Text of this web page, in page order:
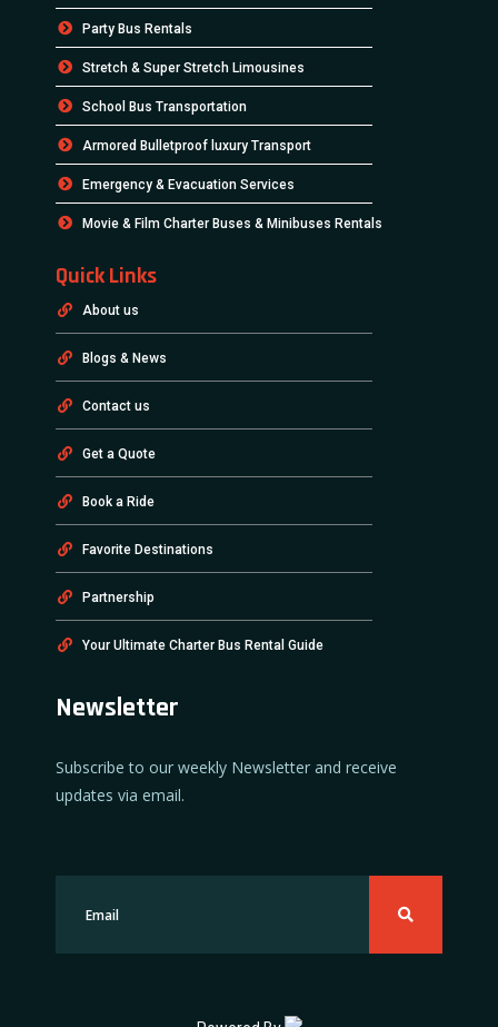
Party Bus Rentals
Stretch & Super Stretch Limousines
School Bus Transportation
Armored Bulletproof luxury Transport
Emergency & Evacuation Services
Movie & Film Charter Buses & Minibuses Rentals
Quick Links
About us
Blogs & News
Contact us
Get a Quote
Book a Ride
Favorite Destinations
Partnership
Your Ultimate Charter Bus Rental Guide
Newsletter
Subscribe to our weekly Newsletter and receive
updates via email.